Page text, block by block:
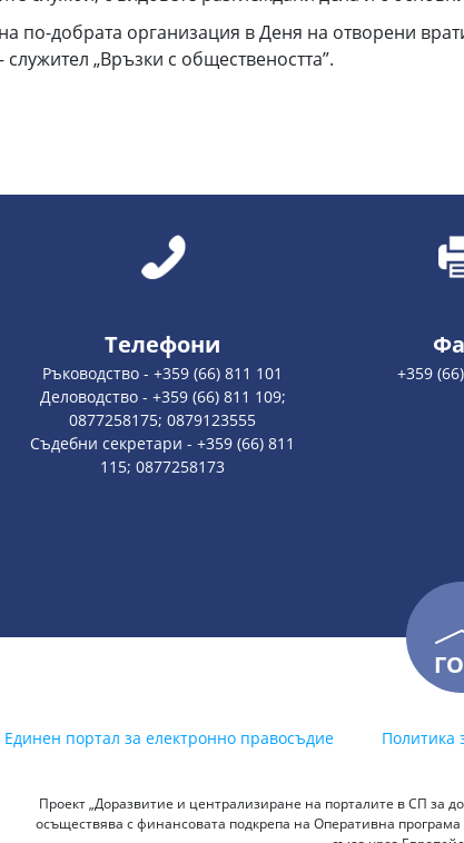
по-добрата организация в Деня на отворени
служител „Връзки с обществеността”.
Телефони
Ръководство - +359 (66) 811 101
Деловодство - +359 (66) 811 109;
0877258175; 0879123555
Съдебни секретари - +359 (66) 811
115; 0877258173
+359
Единен портал за електронно правосъдие Политика
Проект „Доразвитие и централизиране на порталите в СП за
осъществява с финансовата подкрепа на Оперативна